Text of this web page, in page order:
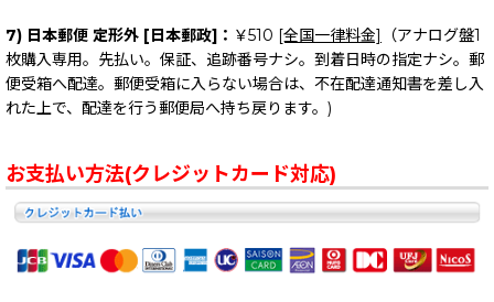
7) 日本郵便 定形外 [日本郵政]： ￥510 [全国一律料金]
（アナログ盤1
枚購入専用。先払い。保証、追跡番号ナシ。到着日時の指定ナシ。郵
便受箱へ配達。郵便受箱に入らない場合は、不在配達通知書を差し入
れた上で、配達を行う郵便局へ持ち戻ります。)
お支払い方法(クレジットカード対応)